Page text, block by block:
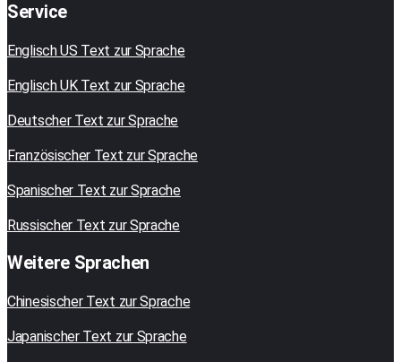
Service
Englisch US Text zur Sprache
Englisch UK Text zur Sprache
Deutscher Text zur Sprache
Französischer Text zur Sprache
Spanischer Text zur Sprache
Russischer Text zur Sprache
Weitere Sprachen
Chinesischer Text zur Sprache
Japanischer Text zur Sprache